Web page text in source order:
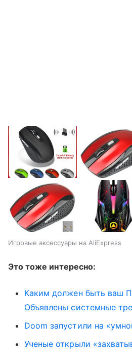
Игровые аксессуары на AliExpress
Это тоже интересно:
Каким должен быть ваш
Объявлены системные
Doom запустили на
Ученые открыли